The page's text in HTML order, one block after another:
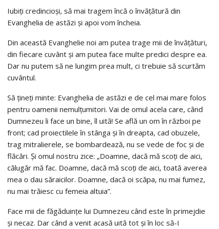
Iubiţi credincioşi, să mai tragem încă o învăţătură din
Evanghelia de astăzi şi apoi vom încheia.
Din această Evanghelie noi am putea trage mii de învăţături,
din fiecare cuvânt şi am putea face multe predici despre ea.
Dar nu putem să ne lungim prea mult, ci trebuie să scurtăm
cuvântul.
Să ţineţi minte: Evanghelia de astăzi e de cel mai mare folos
pentru oamenii nemulţumitori. Vai de omul acela care, când
Dumnezeu îi face un bine, îl uită! Se află un om în război pe
front; cad proiectilele în stânga şi în dreapta, cad obuzele,
trag mitralierele, se bombardează, nu se vede de foc şi de
flăcări. Şi omul nostru zice: „Doamne, dacă mă scoţi de aici,
călugăr mă fac. Doamne, dacă mă scoţi de aici, toată averea
mea o dau săraicilor. Doamne, dacă oi scăpa, nu mai fumez,
nu mai trăiesc cu femeia altuia”.
Face mii de făgăduinţe lui Dumnezeu când este în primejdie
şi necaz. Dar când a venit acasă uită tot şi în loc să-I